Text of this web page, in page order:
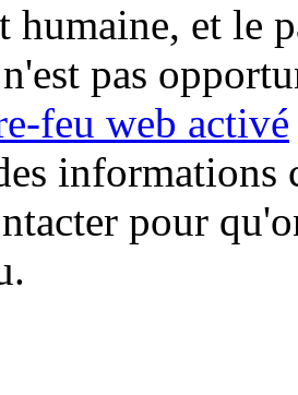
humaine, et le
pas
feu web activé
informations
pour